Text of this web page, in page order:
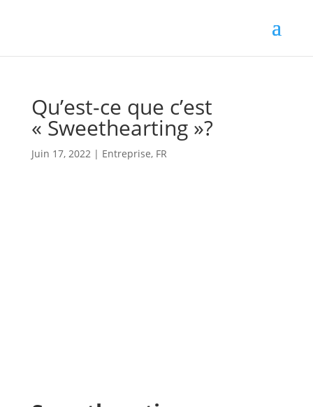
Qu’est-ce que c’est
« Sweethearting »?
Juin 17, 2022| Entreprise, FR